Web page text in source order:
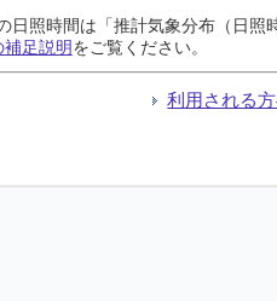
日照時間は「推計気象分布（日
足説明をご覧ください。
利用される